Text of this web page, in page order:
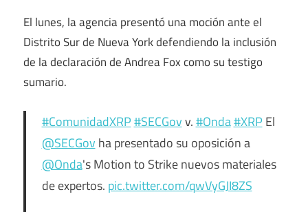
El lunes, la agencia presentó una moción ante el
Distrito Sur de Nueva York defendiendo la inclusión
de la declaración de Andrea Fox como su testigo
sumario.
#ComunidadXRP#SECGovv.#Onda#XRP El
@SECGov ha presentado su oposición a
@Onda's Motion to Strike nuevos materiales
de expertos. pic.twitter.com/qwVyGJI8ZS